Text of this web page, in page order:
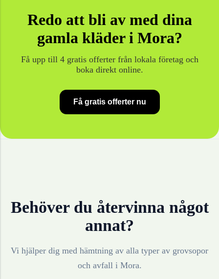
Redo att bli av med dina
gamla kläderi Mora?
Få upp till 4 gratis offerter från lokala företag och
boka direkt online.
Få gratis offerter nu
Behöver du återvinna något
annat?
Vi hjälper dig med hämtning av alla typer av grovsopor
och avfall i Mora.